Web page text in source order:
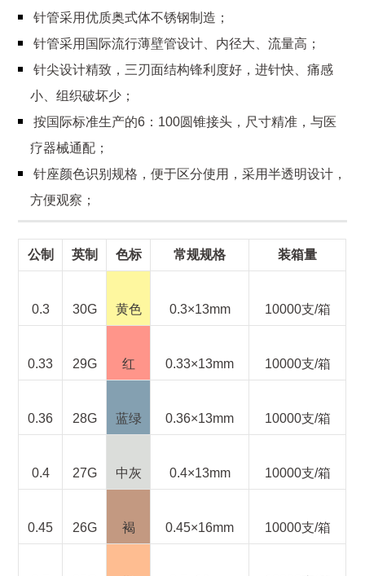
针管采用优质奥式体不锈钢制造；
针管采用国际流行薄壁管设计、内径大、流量高；
针尖设计精致，三刃面结构锋利度好，进针快、痛感
小、组织破坏少；
按国际标准生产的6：100圆锥接头，尺寸精准，与医
疗器械通配；
针座颜色识别规格，便于区分使用，采用半透明设计，
方便观察；
公制 英制 色标 常规规格 装箱量
0.3 30G 黄色 0.3×13mm 10000支/箱
0.33 29G 红 0.33×13mm 10000支/箱
0.36 28G 蓝绿 0.36×13mm 10000支/箱
0.4 27G 中灰 0.4×13mm 10000支/箱
0.45 26G 褐 0.45×16mm 10000支/箱